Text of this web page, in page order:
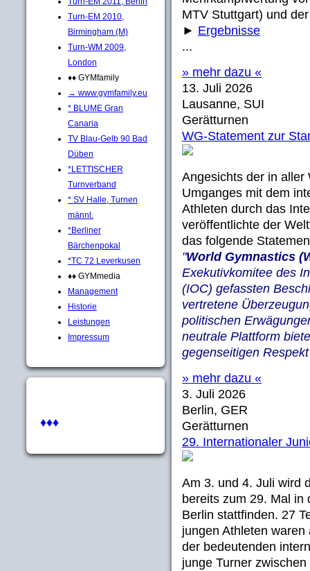
Turn-EM 2010,
Birmingham (M)
Turn-WM 2009,
London
♦♦ GYMfamily
→ www.gymfamily.eu
* BLUME Gran
Canaria
TV Blau-Gelb 90 Bad
Düben
*LETTISCHER
Turnverband
* SV Halle, Turnen
männl.
*Berliner
Bärchenpokal
*TC 72 Leverkusen
♦♦ GYMmedia
Management
Historie
Leistungen
Impressum
♦♦♦
MTV Stuttgart) und
► Ergebnisse
...
» mehr dazu «
13. Juli 2026
Lausanne, SUI
Gerätturnen
WG-Statement zur
Angesichts der in aller
Umganges mit dem
Athleten durch das
veröffentlichte der
das folgende
"World Gymnastics
Exekutivkomitee des
(IOC) gefassten
vertretene
politischen
neutrale Plattform
gegenseitigen
» mehr dazu «
3. Juli 2026
Berlin, GER
Gerätturnen
29. Internationaler
Am 3. und 4. Juli wird
bereits zum 29. Mal
Berlin stattfinden. 27
jungen Athleten
der bedeutenden
junge Turner